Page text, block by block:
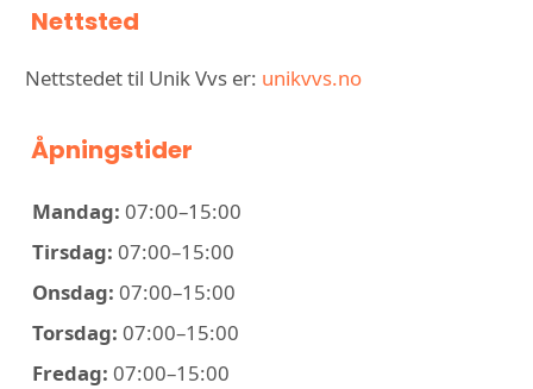
Nettsted
Nettstedet til Unik Vvs er: unikvvs.no
Åpningstider
Mandag: 07:00–15:00
Tirsdag: 07:00–15:00
Onsdag: 07:00–15:00
Torsdag: 07:00–15:00
Fredag: 07:00–15:00